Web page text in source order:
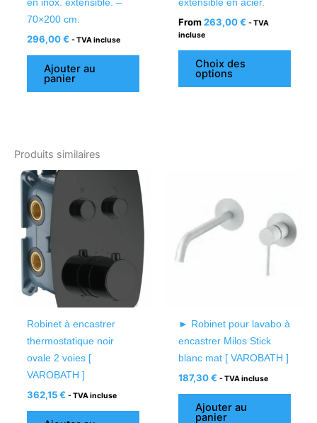
en inox. extensible. –
70×200 cm.
296,00€ - TVA incluse
Ajouter au
panier
extensible en acier.
From 263,00€ - TVA
incluse
Choix des
options
Produits similaires
Robinet à encastrer
thermostatique noir
ovale 2 voies [
VAROBATH ]
362,15€ - TVA incluse
► Robinet pour lavabo à
encastrer Milos Stick
blanc mat [ VAROBATH ]
187,30€ - TVA incluse
Ajouter au
panier